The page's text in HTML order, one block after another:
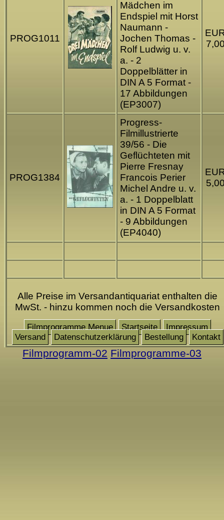
PROG1011
Mädchen im
Endspiel mit Horst
Naumann -
Jochen Thomas -
Rolf Ludwig u. v.
a. - 2
Doppelblätter in
DIN A 5 Format -
17 Abbildungen
(EP3007)
PROG1384
Progress-
Filmillustrierte
39/56 - Die
Geflüchteten mit
Pierre Fresnay
Francois Perier
Michel Andre u. v.
a. - 1 Doppelblatt
in DIN A 5 Format
- 9 Abbildungen
(EP4040)
Alle Preise im Versandantiquariat enthalten die
MwSt. - hinzu kommen noch die Versandkosten
Filmprogramme Menue Startseite
Impressum
Versand
Datenschutzerklärung Bestellung Kontakt
Filmprogramm-02 Filmprogramme-03